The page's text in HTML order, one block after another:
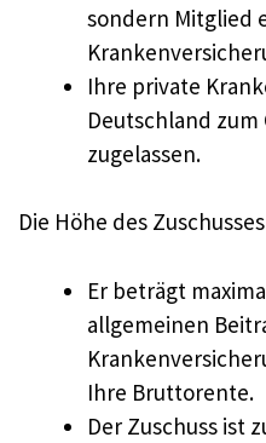
sondern Mitglied
Ihre private
Deutschland
zugelassen.
Die Höhe des
Er beträgt
allgemeinen
Ihre Bruttorente.
Der Zuschuss ist